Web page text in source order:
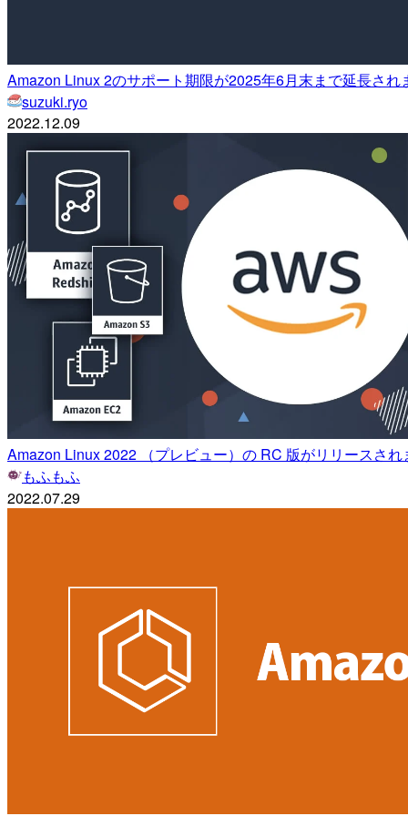
Amazon Linux 2のサポート期限が2025年6月末まで延長され
suzuki.ryo
2022.12.09
Amazon Linux 2022 （プレビュー）の RC 版がリリースされ
もふもふ
2022.07.29